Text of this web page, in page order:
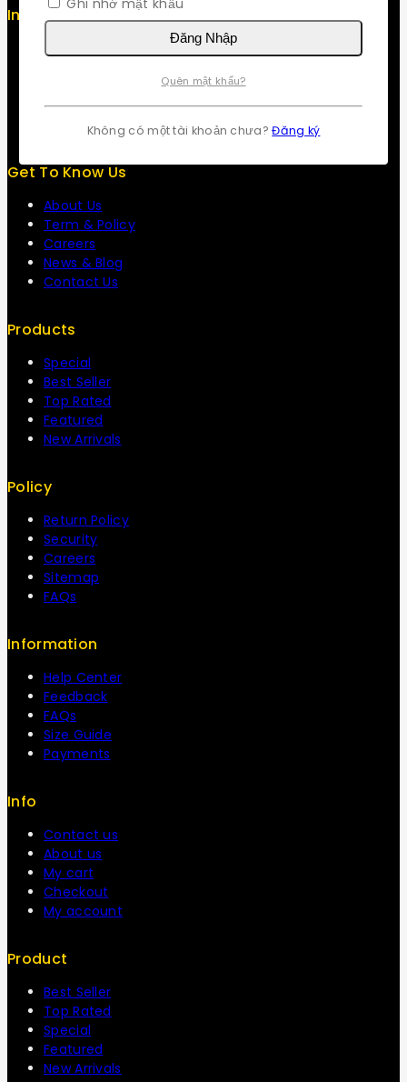
Info
Contact us
Checkout
My account
Get To Know Us
About Us
Term & Policy
Careers
News & Blog
Contact Us
Products
Special
Best Seller
Top Rated
Featured
New Arrivals
Policy
Return Policy
Security
Careers
Sitemap
FAQs
Information
Help Center
Feedback
FAQs
Size Guide
Payments
Info
Contact us
About us
My cart
Checkout
My account
Product
Best Seller
Top Rated
Special
Featured
New Arrivals
Đăng Nhập
Quên mật khẩu?
Không có một tài khoản chưa?Đăng ký